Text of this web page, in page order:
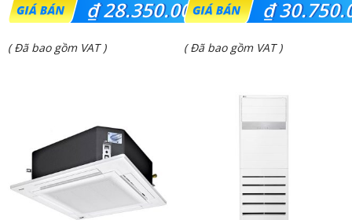
gốc
là:
₫28.350.000
Giá
₫ 28.350.000.
( Đã bao gồm VAT )
gốc
là:
₫
Giá
( Đã bao gồm VAT )